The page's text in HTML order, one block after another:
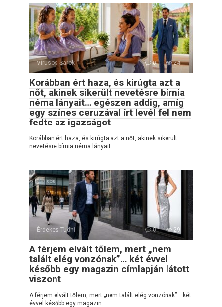
Vírusos Sarok 0 24
Korábban ért haza, és kirúgta azt a
nőt, akinek sikerült nevetésre bírnia
néma lányait… egészen addig, amíg
egy színes ceruzával írt levél fel nem
fedte az igazságot
Korábban ért haza, és kirúgta azt a nőt, akinek sikerült
nevetésre bírnia néma lányait…
Érdekes Tudni 0 29
A férjem elvált tőlem, mert „nem
talált elég vonzónak”… két évvel
később egy magazin címlapján látott
viszont
A férjem elvált tőlem, mert „nem talált elég vonzónak”… két
évvel később egy magazin